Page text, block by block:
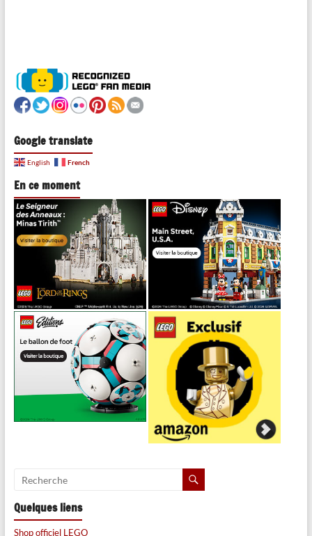
Google translate
English French
En ce moment
Quelques liens
Shop officiel LEGO